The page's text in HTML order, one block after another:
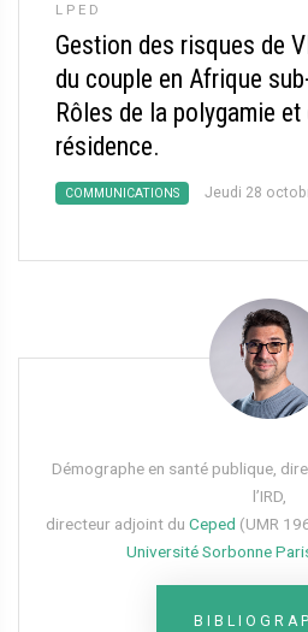
LPED
Gestion des risques de
du couple en Afrique
Rôles de la polygamie et
résidence.
COMMUNICATIONS Jeudi 28
Démographe en santé publique,
l’IRD,
directeur adjoint du Ceped (UMR
Université Sorbonne